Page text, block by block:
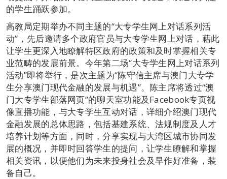
的学生踊跃参加。
高教局定期举办不同主题的“大专学生网上对话系列活
动”，先后邀请多个政府官员与大专学生网上对话，藉此
让学生更深入地瞭解特区政府的政策和及时掌握相关专
业范畴的发展前景。今年第二场“大专学生网上对话系列
活动”即将举行，是次主题为“陈守信主席与澳门大专学
生分享澳门现代金融的发展与机遇”。陈主席将透过“澳
门大专学生部落网页”的聊天室功能及Facebook专页视
像直播功能，与大专学生互动对话，详细介绍澳门现代
金融发展的总体思路，包括基建系统、法规制度及人才
培养计划等方面，同时，分享实现与大湾区城市协同发
展的概况，并即时回答学生的提问，让学生瞭解和掌握
相关资讯，以便他们为未来投身社会及早作好准备，装
备自己。